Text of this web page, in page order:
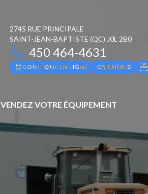
2745 RUE PRINCIPALE
SAINT-JEAN-BAPTISTE (QC) J0L 2B0
450 464-4631
BOUTIQUE EN LIGNE CARRIÈRES
VENDEZ VOTRE ÉQUIPEMENT